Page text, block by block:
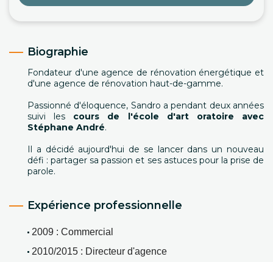
Biographie
Fondateur d'une agence de rénovation énergétique et
d'une agence de rénovation haut-de-gamme.
Passionné d'éloquence, Sandro a pendant deux années
suivi les cours de l'école d'art oratoire avec
Stéphane André.
Il a décidé aujourd'hui de se lancer dans un nouveau
défi : partager sa passion et ses astuces pour la prise de
parole.
Expérience professionnelle
2009 : Commercial
2010/2015 : Directeur d'agence